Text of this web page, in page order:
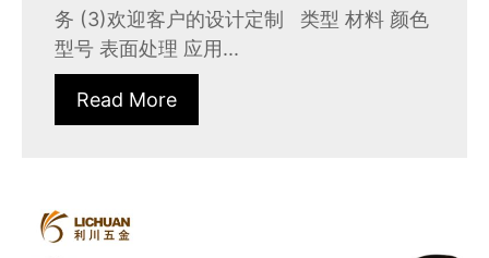
务 (3)欢迎客户的设计定制 类型 材料 颜色
型号 表面处理 应用...
Read More